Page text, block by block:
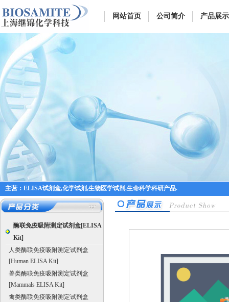
网站首页 公司简介 产品展示
主营：ELISA试剂盒,化学试剂,生物医学试剂,生命科学科研产品.
酶联免疫吸附测定试剂盒[ELISA
Kit]
人类酶联免疫吸附测定试剂盒
[Human ELISA Kit]
兽类酶联免疫吸附测定试剂盒
[Mammals ELISA Kit]
禽类酶联免疫吸附测定试剂盒